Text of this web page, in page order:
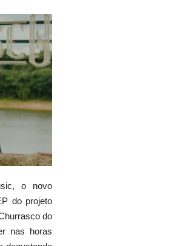
o novo
do projeto
do
nas horas